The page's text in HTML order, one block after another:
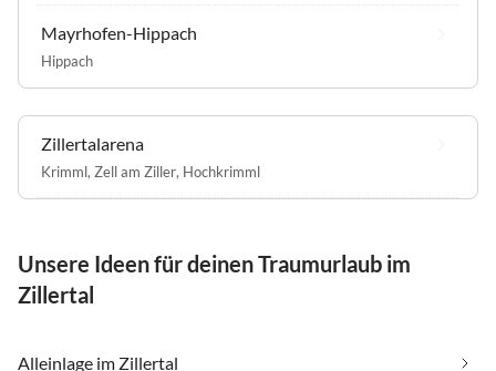
Mayrhofen-Hippach
Hippach
Zillertalarena
Krimml, Zell am Ziller, Hochkrimml
Unsere Ideen für deinen Traumurlaub im
Zillertal
Alleinlage im Zillertal